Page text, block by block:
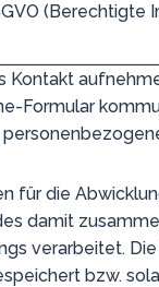
(Berechtigte
Kontakt
Formular
für die
damit
verarbeitet.
bzw.